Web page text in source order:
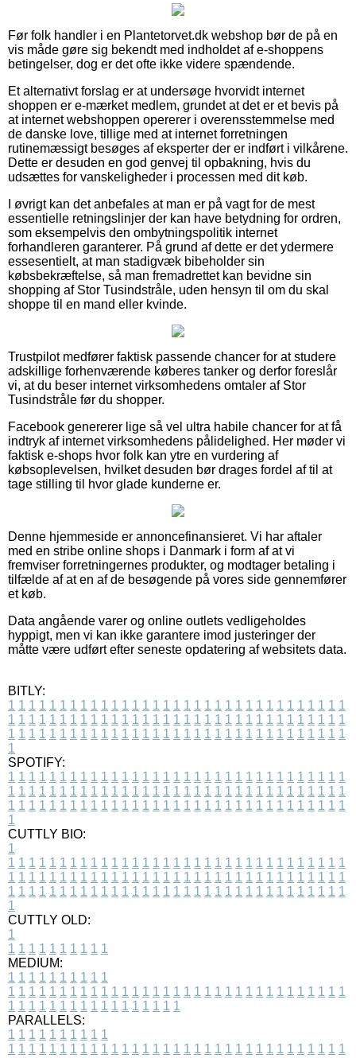
Før folk handler i en Plantetorvet.dk webshop bør de på en
vis måde gøre sig bekendt med indholdet af e-shoppens
betingelser, dog er det ofte ikke videre spændende.
Et alternativt forslag er at undersøge hvorvidt internet
shoppen er e-mærket medlem, grundet at det er et bevis på
at internet webshoppen opererer i overensstemmelse med
de danske love, tillige med at internet forretningen
rutinemæssigt besøges af eksperter der er indført i vilkårene.
Dette er desuden en god genvej til opbakning, hvis du
udsættes for vanskeligheder i processen med dit køb.
I øvrigt kan det anbefales at man er på vagt for de mest
essentielle retningslinjer der kan have betydning for ordren,
som eksempelvis den ombytningspolitik internet
forhandleren garanterer. På grund af dette er det ydermere
essesentielt, at man stadigvæk bibeholder sin
købsbekræftelse, så man fremadrettet kan bevidne sin
shopping af Stor Tusindstråle, uden hensyn til om du skal
shoppe til en mand eller kvinde.
Trustpilot medfører faktisk passende chancer for at studere
adskillige forhenværende køberes tanker og derfor foreslår
vi, at du beser internet virksomhedens omtaler af Stor
Tusindstråle før du shopper.
Facebook genererer lige så vel ultra habile chancer for at få
indtryk af internet virksomhedens pålidelighed. Her møder vi
faktisk e-shops hvor folk kan ytre en vurdering af
købsoplevelsen, hvilket desuden bør drages fordel af til at
tage stilling til hvor glade kunderne er.
Denne hjemmeside er annoncefinansieret. Vi har aftaler
med en stribe online shops i Danmark i form af at vi
fremviser forretningernes produkter, og modtager betaling i
tilfælde af at en af de besøgende på vores side gennemfører
et køb.
Data angående varer og online outlets vedligeholdes
hyppigt, men vi kan ikke garantere imod justeringer der
måtte være udført efter seneste opdatering af websitets data.
BITLY:
1 1 1 1 1 1 1 1 1 1 1 1 1 1 1 1 1 1 1 1 1 1 1 1 1 1 1 1 1 1 1 1 1
1 1 1 1 1 1 1 1 1 1 1 1 1 1 1 1 1 1 1 1 1 1 1 1 1 1 1 1 1 1 1 1 1
1 1 1 1 1 1 1 1 1 1 1 1 1 1 1 1 1 1 1 1 1 1 1 1 1 1 1 1 1 1 1 1 1
1
SPOTIFY:
1 1 1 1 1 1 1 1 1 1 1 1 1 1 1 1 1 1 1 1 1 1 1 1 1 1 1 1 1 1 1 1 1
1 1 1 1 1 1 1 1 1 1 1 1 1 1 1 1 1 1 1 1 1 1 1 1 1 1 1 1 1 1 1 1 1
1 1 1 1 1 1 1 1 1 1 1 1 1 1 1 1 1 1 1 1 1 1 1 1 1 1 1 1 1 1 1 1 1
1
CUTTLY BIO:
1
1 1 1 1 1 1 1 1 1 1 1 1 1 1 1 1 1 1 1 1 1 1 1 1 1 1 1 1 1 1 1 1 1
1 1 1 1 1 1 1 1 1 1 1 1 1 1 1 1 1 1 1 1 1 1 1 1 1 1 1 1 1 1 1 1 1
1 1 1 1 1 1 1 1 1 1 1 1 1 1 1 1 1 1 1 1 1 1 1 1 1 1 1 1 1 1 1 1 1
1
CUTTLY OLD:
1
1 1 1 1 1 1 1 1 1 1
MEDIUM:
1 1 1 1 1 1 1 1 1 1
1 1 1 1 1 1 1 1 1 1 1 1 1 1 1 1 1 1 1 1 1 1 1 1 1 1 1 1 1 1 1 1 1
1 1 1 1 1 1 1 1 1 1 1 1 1 1 1 1 1
PARALLELS:
1 1 1 1 1 1 1 1 1 1
1 1 1 1 1 1 1 1 1 1 1 1 1 1 1 1 1 1 1 1 1 1 1 1 1 1 1 1 1 1 1 1 1